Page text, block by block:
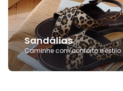
Sandálias
Caminhe com conforto e estilo.